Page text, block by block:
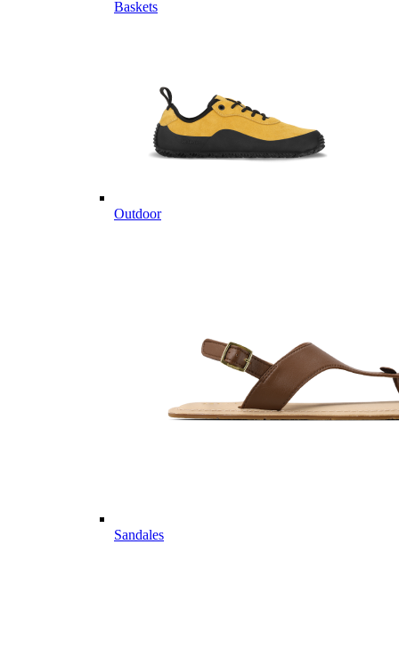
Baskets
Outdoor
Sandales